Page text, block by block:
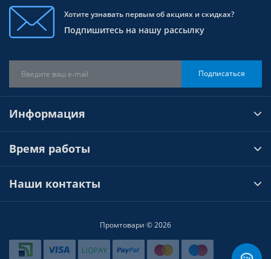
Хотите узнавать первым об акциях и скидках?
Подпишитесь на нашу рассылку
Подписаться
Информация
Время работы
Наши контакты
Промтовари © 2026